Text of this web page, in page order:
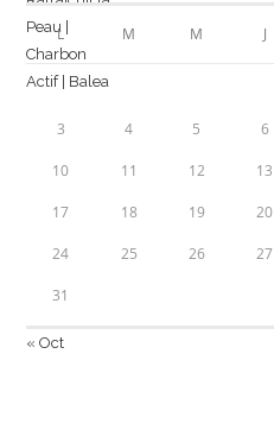
L M M J
3 4 5 6
10 11 12 13
17 18 19 20
24 25 26 27
31
« Oct